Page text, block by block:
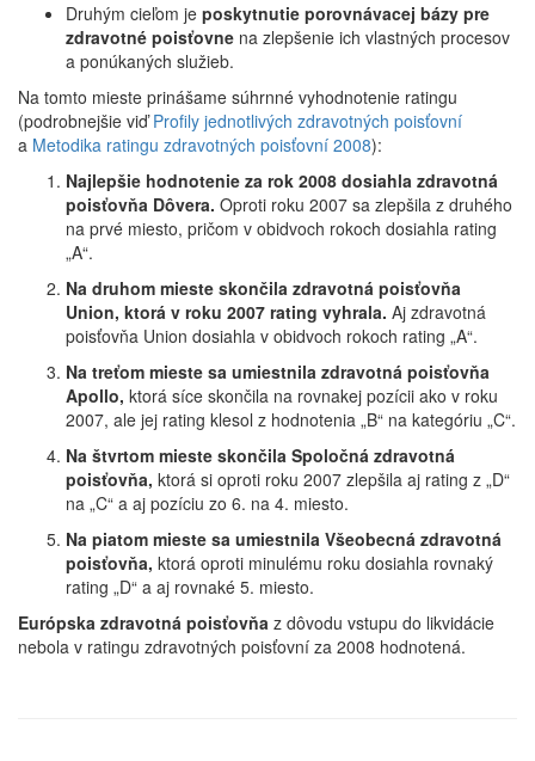
Druhým cieľom je poskytnutie porovnávacej bázy pre
zdravotné poisťovne na zlepšenie ich vlastných procesov
a ponúkaných služieb.
Na tomto mieste prinášame súhrnné vyhodnotenie ratingu
(podrobnejšie viďProfily jednotlivých zdravotných poisťovní
a Metodika ratingu zdravotných poisťovní 2008):
Najlepšie hodnotenie za rok 2008 dosiahla zdravotná
poisťovňa Dôvera. Oproti roku 2007 sa zlepšila z druhého
na prvé miesto, pričom v obidvoch rokoch dosiahla rating
„A“.
Na druhom mieste skončila zdravotná poisťovňa
Union, ktorá v roku 2007 rating vyhrala. Aj zdravotná
poisťovňa Union dosiahla v obidvoch rokoch rating „A“.
Na treťom mieste sa umiestnila zdravotná poisťovňa
Apollo, ktorá síce skončila na rovnakej pozícii ako v roku
2007, ale jej rating klesol z hodnotenia „B“ na kategóriu „C“.
Na štvrtom mieste skončila Spoločná zdravotná
poisťovňa, ktorá si oproti roku 2007 zlepšila aj rating z „D“
na „C“ a aj pozíciu zo 6. na 4. miesto.
Na piatom mieste sa umiestnila Všeobecná zdravotná
poisťovňa, ktorá oproti minulému roku dosiahla rovnaký
rating „D“ a aj rovnaké 5. miesto.
Európska zdravotná poisťovňa z dôvodu vstupu do likvidácie
nebola v ratingu zdravotných poisťovní za 2008 hodnotená.